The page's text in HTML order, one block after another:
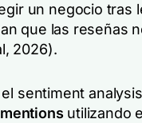
un negocio tras
que las reseñas
2026).
sentiment
utilizando